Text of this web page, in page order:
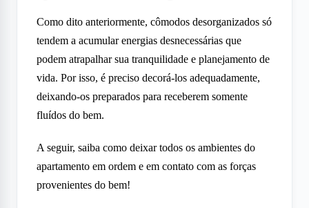
Como dito anteriormente, cômodos desorganizados só
tendem a acumular energias desnecessárias que
podem atrapalhar sua tranquilidade e planejamento de
vida. Por isso, é preciso decorá-los adequadamente,
deixando-os preparados para receberem somente
fluídos do bem.
A seguir, saiba como deixar todos os ambientes do
apartamento em ordem e em contato com as forças
provenientes do bem!